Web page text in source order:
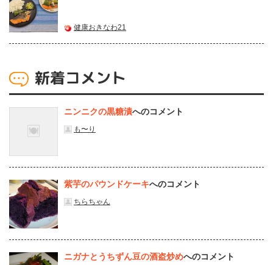
健康おきなわ21
新着コメント
ニンニクの黒糖漬へのコメント
も〜り
紫芋のパウンドケーキへのコメント
ちらちゃん
ニガナとうちずん豆の酒盗炒めへのコメント